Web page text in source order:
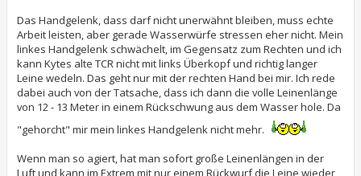
Das Handgelenk, dass darf nicht unerwähnt bleiben, muss echte
Arbeit leisten, aber gerade Wasserwürfe stressen eher nicht. Mein
linkes Handgelenk schwächelt, im Gegensatz zum Rechten und ich
kann Kytes alte TCR nicht mit links Überkopf und richtig langer
Leine wedeln. Das geht nur mit der rechten Hand bei mir. Ich rede
dabei auch von der Tatsache, dass ich dann die volle Leinenlänge
von 12 - 13 Meter in einem Rückschwung aus dem Wasser hole. Da
"gehorcht" mir mein linkes Handgelenk nicht mehr.
Wenn man so agiert, hat man sofort große Leinenlängen in der
Luft und kann im Extrem mit nur einem Rückwurf die Leine wieder